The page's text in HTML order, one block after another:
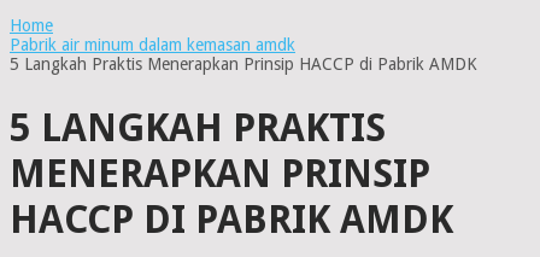
Home
Pabrik air minum dalam kemasan amdk
5 Langkah Praktis Menerapkan Prinsip HACCP di Pabrik AMDK
5 LANGKAH PRAKTIS
MENERAPKAN PRINSIP
HACCP DI PABRIK AMDK